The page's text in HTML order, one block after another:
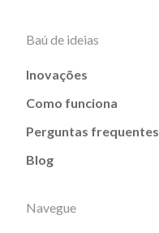
Baú de ideias
Inovações
Como funciona
Perguntas frequentes
Blog
Navegue